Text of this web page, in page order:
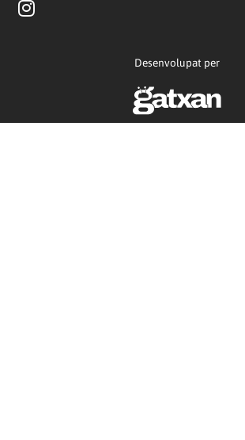
Desenvolupat per